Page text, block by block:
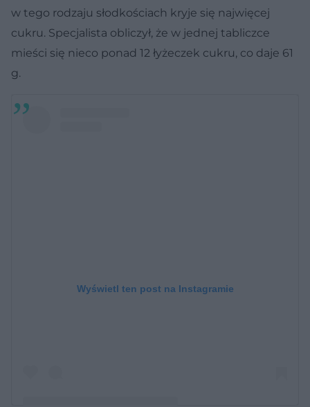
w tego rodzaju słodkościach kryje się najwięcej
cukru. Specjalista obliczył, że w jednej tabliczce
mieści się nieco ponad 12 łyżeczek cukru, co daje 61
g.
Wyświetl ten post na Instagramie